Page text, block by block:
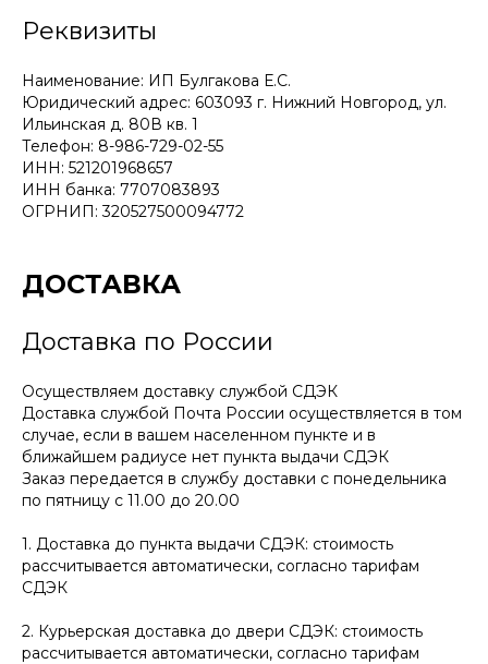
Реквизиты
Наименование: ИП Булгакова Е.С.
Юридический адрес: 603093 г. Нижний Новгород, ул.
Ильинская д. 80В кв. 1
Телефон: 8-986-729-02-55
ИНН: 521201968657
ИНН банка: 7707083893
ОГРНИП: 320527500094772
ДОСТАВКА
Доставка по России
Осуществляем доставку службой СДЭК
Доставка службой Почта России осуществляется в том
случае, если в вашем населенном пункте и в
ближайшем радиусе нет пункта выдачи СДЭК
Заказ передается в службу доставки с понедельника
по пятницу с 11.00 до 20.00
1. Доставка до пункта выдачи СДЭК: стоимость
рассчитывается автоматически, согласно тарифам
СДЭК
2. Курьерская доставка до двери СДЭК: стоимость
рассчитывается автоматически, согласно тарифам